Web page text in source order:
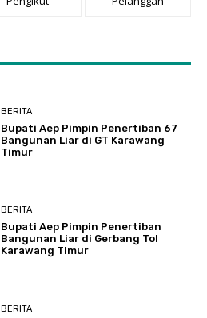
BERITA
Bupati Aep Pimpin Penertiban 67
Bangunan Liar di GT Karawang
Timur
BERITA
Bupati Aep Pimpin Penertiban
Bangunan Liar di Gerbang Tol
Karawang Timur
BERITA